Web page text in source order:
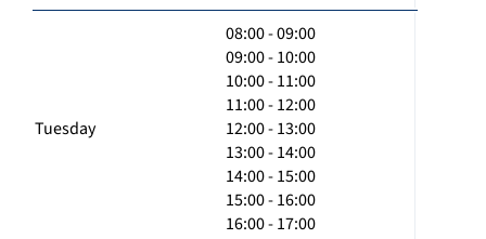
Tuesday
08:00 - 09:00
09:00 - 10:00
10:00 - 11:00
11:00 - 12:00
12:00 - 13:00
13:00 - 14:00
14:00 - 15:00
15:00 - 16:00
16:00 - 17:00